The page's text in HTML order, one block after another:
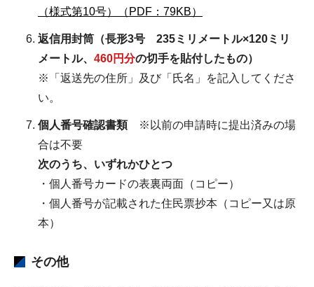
（様式第10号）（PDF：79KB）
返信用封筒（長形3号 235ミリメートル×120ミリ
メートル、 460円分の切手を貼付したもの）
※「返送先の住所」及び「氏名」を記入してくださ
い。
個人番号確認書類※以前の申請時に提出済みの場
合は不要
次のうち、いずれかひとつ
・個人番号カードの表裏両面（コピー）
・個人番号が記載された住民票抄本（コピー又は原
本）
その他